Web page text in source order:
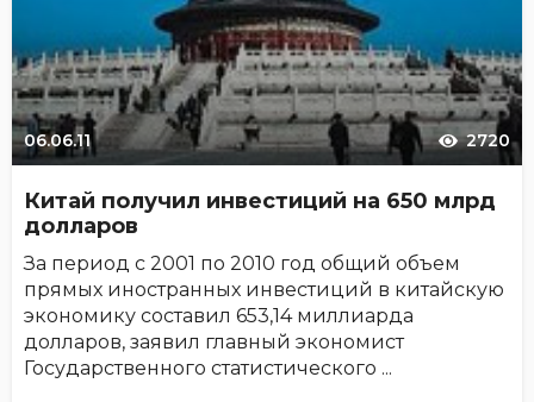
06.06.11 2720
Китай получил инвестиций на 650 млрд
долларов
За период с 2001 по 2010 год общий объем
прямых иностранных инвестиций в китайскую
экономику составил 653,14 миллиарда
долларов, заявил главный экономист
Государственного статистического ...